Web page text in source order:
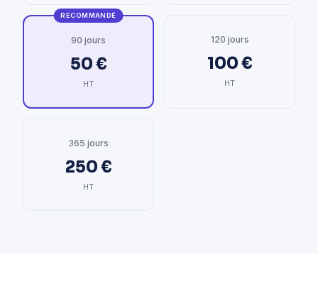
RECOMMANDÉ
90 jours
50 €
HT
120 jours
100 €
HT
365 jours
250 €
HT